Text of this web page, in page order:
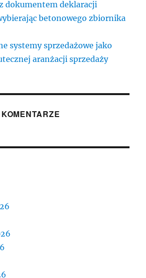
dokumentem deklaracji
betonowego zbiornika
systemy sprzedażowe jako
aranżacji sprzedaży